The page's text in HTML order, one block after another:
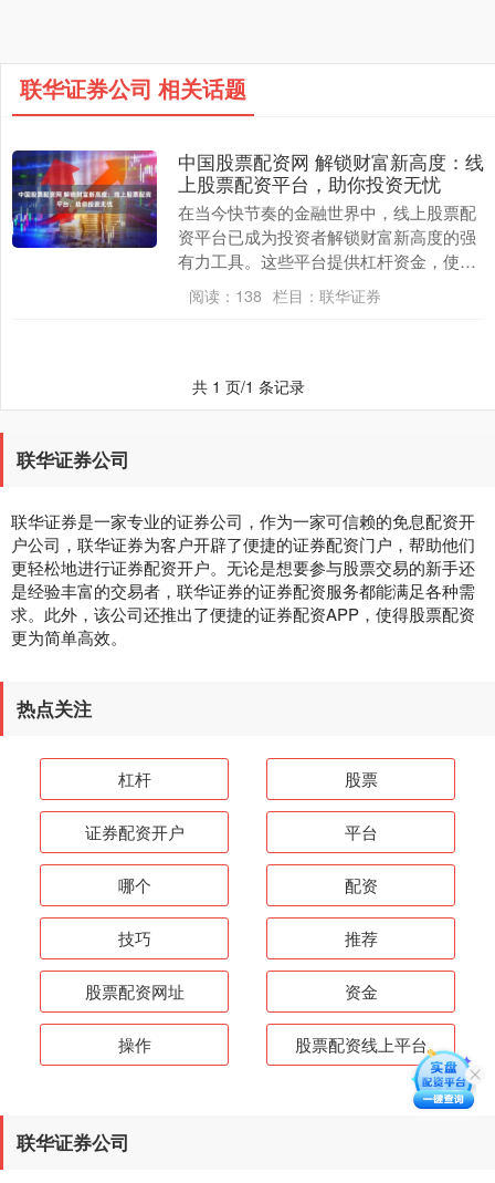
联华证券公司 相关话题
中国股票配资网 解锁财富新高度：线
上股票配资平台，助你投资无忧
在当今快节奏的金融世界中，线上股票配
资平台已成为投资者解锁财富新高度的强
有力工具。这些平台提供杠杆资金，使投
资者能够放大其投资潜力，从而获得更高
的回报。 恒泰配....
阅读： 138 栏目： 联华证券
共 1 页/1 条记录
联华证券公司
联华证券是一家专业的证券公司，作为一家可信赖的免息配资开
户公司，联华证券为客户开辟了便捷的证券配资门户，帮助他们
更轻松地进行证券配资开户。无论是想要参与股票交易的新手还
是经验丰富的交易者，联华证券的证券配资服务都能满足各种需
求。此外，该公司还推出了便捷的证券配资APP，使得股票配资
更为简单高效。
热点关注
杠杆 股票
证券配资开户 平台
哪个 配资
技巧 推荐
股票配资网址 资金
操作 股票配资线上平台
联华证券公司